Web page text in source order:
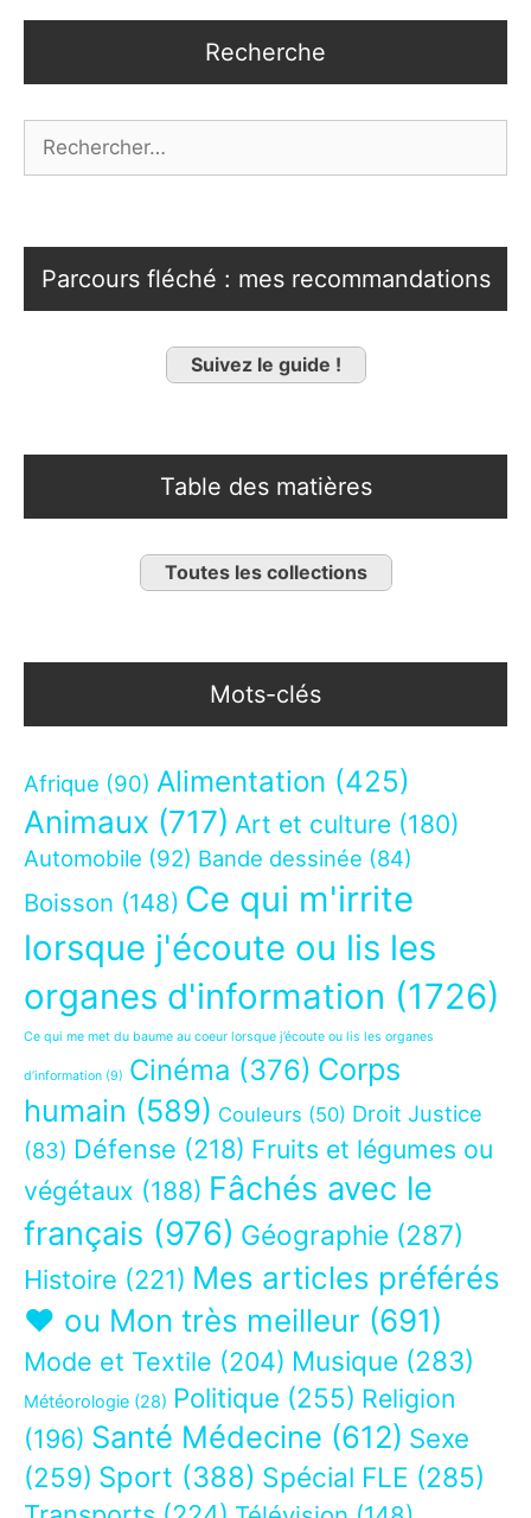
Recherche
Parcours fléché : mes recommandations
Suivez le guide !
Table des matières
Toutes les collections
Mots-clés
Afrique (90) Alimentation (425)
Animaux (717) Art et culture (180)
Automobile (92) Bande dessinée (84)
Boisson (148) Ce qui m'irrite
lorsque j'écoute ou lis les
organes d'information (1726)
Ce qui me met du baume au coeur lorsque j’écoute ou lis les organes
d’information (9) Cinéma (376) Corps
humain (589) Couleurs (50) Droit Justice
(83) Défense (218) Fruits et légumes ou
végétaux (188) Fâchés avec le
français (976) Géographie (287)
Histoire (221) Mes articles préférés
❤ ou Mon très meilleur (691)
Mode et Textile (204) Musique (283)
Météorologie (28) Politique (255) Religion
(196) Santé Médecine (612) Sexe
(259) Sport (388) Spécial FLE (285)